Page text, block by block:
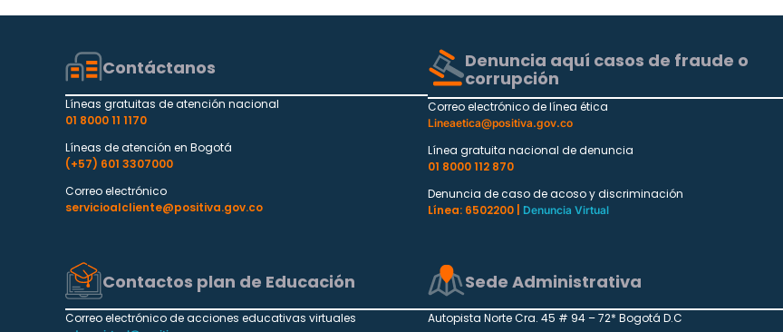
Contáctanos
Líneas gratuitas de atención nacional
01 8000 11 1170
Líneas de atención en Bogotá
(+57) 601 3307000
Correo electrónico
servicioalcliente@positiva.gov.co
Denuncia aquí casos de fraude o
corrupción
Correo electrónico de línea ética
Lineaetica@positiva.gov.co
Línea gratuita nacional de denuncia
01 8000 112 870
Denuncia de caso de acoso y discriminación
Línea: 6502200 |
Denuncia Virtual
Contactos plan de Educación
Correo electrónico de acciones educativas virtuales
Sede Administrativa
Autopista Norte Cra. 45 # 94 – 72* Bogotá D.C